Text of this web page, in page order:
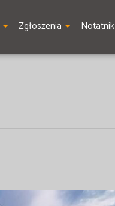
Zgłoszenia Notatnik